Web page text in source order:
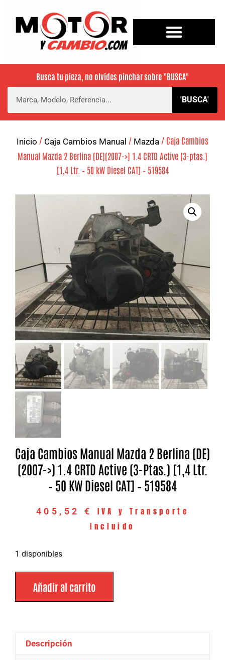
Busca tu pieza, no olvides pinchar sobre "BUSCA"
'BUSCA'
Inicio / Caja Cambios Manual / Mazda / Caja Cambios
Manual Mazda 2 Berlina (DE)(2007->) 1.4 CRTD Active (3-ptas.)
[1,4 Ltr. – 50 kW Diesel CAT] – 519584
Caja Cambios Manual Mazda 2 Berlina (DE)
(2007->) 1.4 CRTD Active (3-Ptas.) [1,4 Ltr.
– 50 KW Diesel CAT] – 519584
405,52 €
IVA y Transporte
Incluido
1 disponibles
Añadir al carrito
Descripción